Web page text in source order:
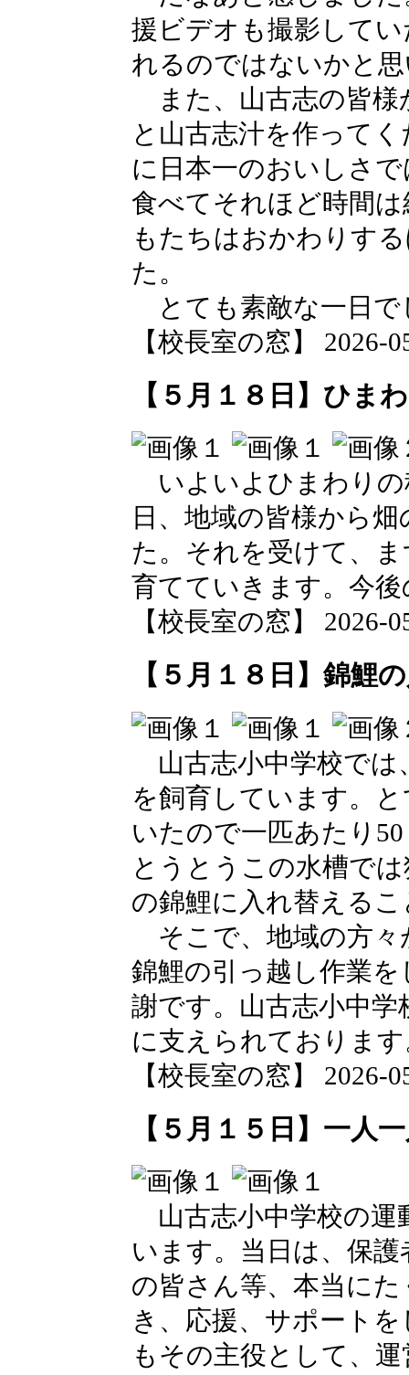
援ビデオも撮影して
れるのではないかと
また、山古志の皆様
と山古志汁を作って
に日本一のおいしさ
食べてそれほど時間
もたちはおかわりす
た。
とても素敵な一日で
【校長室の窓】 2026-
【５月１８日】ひま
いよいよひまわりの
日、地域の皆様から
た。それを受けて、
育てていきます。今
【校長室の窓】 2026-
【５月１８日】錦鯉
山古志小中学校では
を飼育しています。
いたので一匹あたり
とうとうこの水槽で
の錦鯉に入れ替える
そこで、地域の方々
錦鯉の引っ越し作業
謝です。山古志小中
に支えられておりま
【校長室の窓】 2026-
【５月１５日】一人
山古志小中学校の運
います。当日は、保
の皆さん等、本当に
き、応援、サポート
もその主役として、